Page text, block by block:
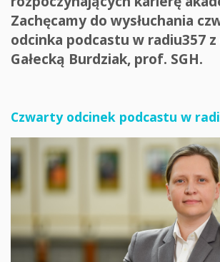
Zachęcamy do wysłuchania
odcinka podcastu w radiu357 z
Gałecką Burdziak, prof. SGH.
Czwarty odcinek podcastu w